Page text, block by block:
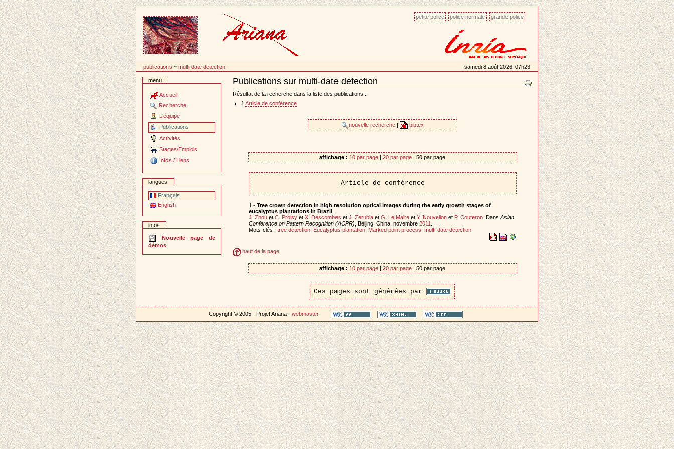
contenu
petite police police normale grande police
publications ~multi-date detection samedi 8 août 2026, 07h23
menu
Accueil
Recherche
L'équipe
Publications
Activités
Stages/Emplois
Infos / Liens
langues
Français
English
infos
Nouvelle page de
démos
Publications sur multi-date detection
Document
Actions
Résultat de la recherche dans la liste des publications :
1 Article de conférence
nouvelle recherche bibtex
affichage : 10 par page | 20 par page | 50 par page
Article de conférence
1 - Tree crown detection in high resolution optical images during the early growth stages of
eucalyptus plantations in Brazil.
J. Zhouet C. Proisyet X. Descombes et J. Zerubiaet G. Le Maireet Y. Nouvellonet P. Couteron. Dans Asian
Conference on Pattern Recognition (ACPR) , Beijing, China, novembre 2011
Mots-clés : tree detection, Eucalyptus plantation, Marked point process multi-date detection.
haut de la page
affichage : 10 par page | 20 par page | 50 par page
Ces pages sont générées par
Copyright © 2005 - Projet Ariana -webmaster